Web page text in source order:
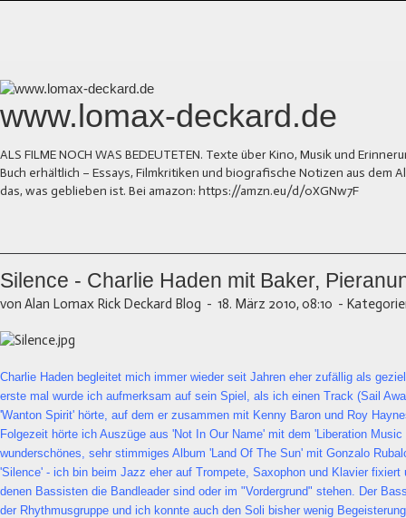
www.lomax-deckard.de
ALS FILME NOCH WAS BEDEUTETEN. Texte über Kino, Musik und
Buch erhältlich – Essays, Filmkritiken und biografische Notizen aus dem
das, was geblieben ist. Bei amazon: https://amzn.eu/d/0XGNw7F
Silence - Charlie Haden mit Baker,
von Alan Lomax Rick Deckard Blog - 18. März 2010, 08:10 -
Charlie Haden begleitet mich immer wieder seit Jahren eher zufällig als
erste mal wurde ich aufmerksam auf sein Spiel, als ich einen Track (Sail
'Wanton Spirit' hörte, auf dem er zusammen mit Kenny Baron und Roy
Folgezeit hörte ich Auszüge aus 'Not In Our Name' mit dem 'Liberation
wunderschönes, sehr stimmiges Album 'Land Of The Sun' mit Gonzalo
'Silence' - ich bin beim Jazz eher auf Trompete, Saxophon und Klavier
denen Bassisten die Bandleader sind oder im "Vordergrund" stehen. Der
der Rhythmusgruppe und ich konnte auch den Soli bisher wenig